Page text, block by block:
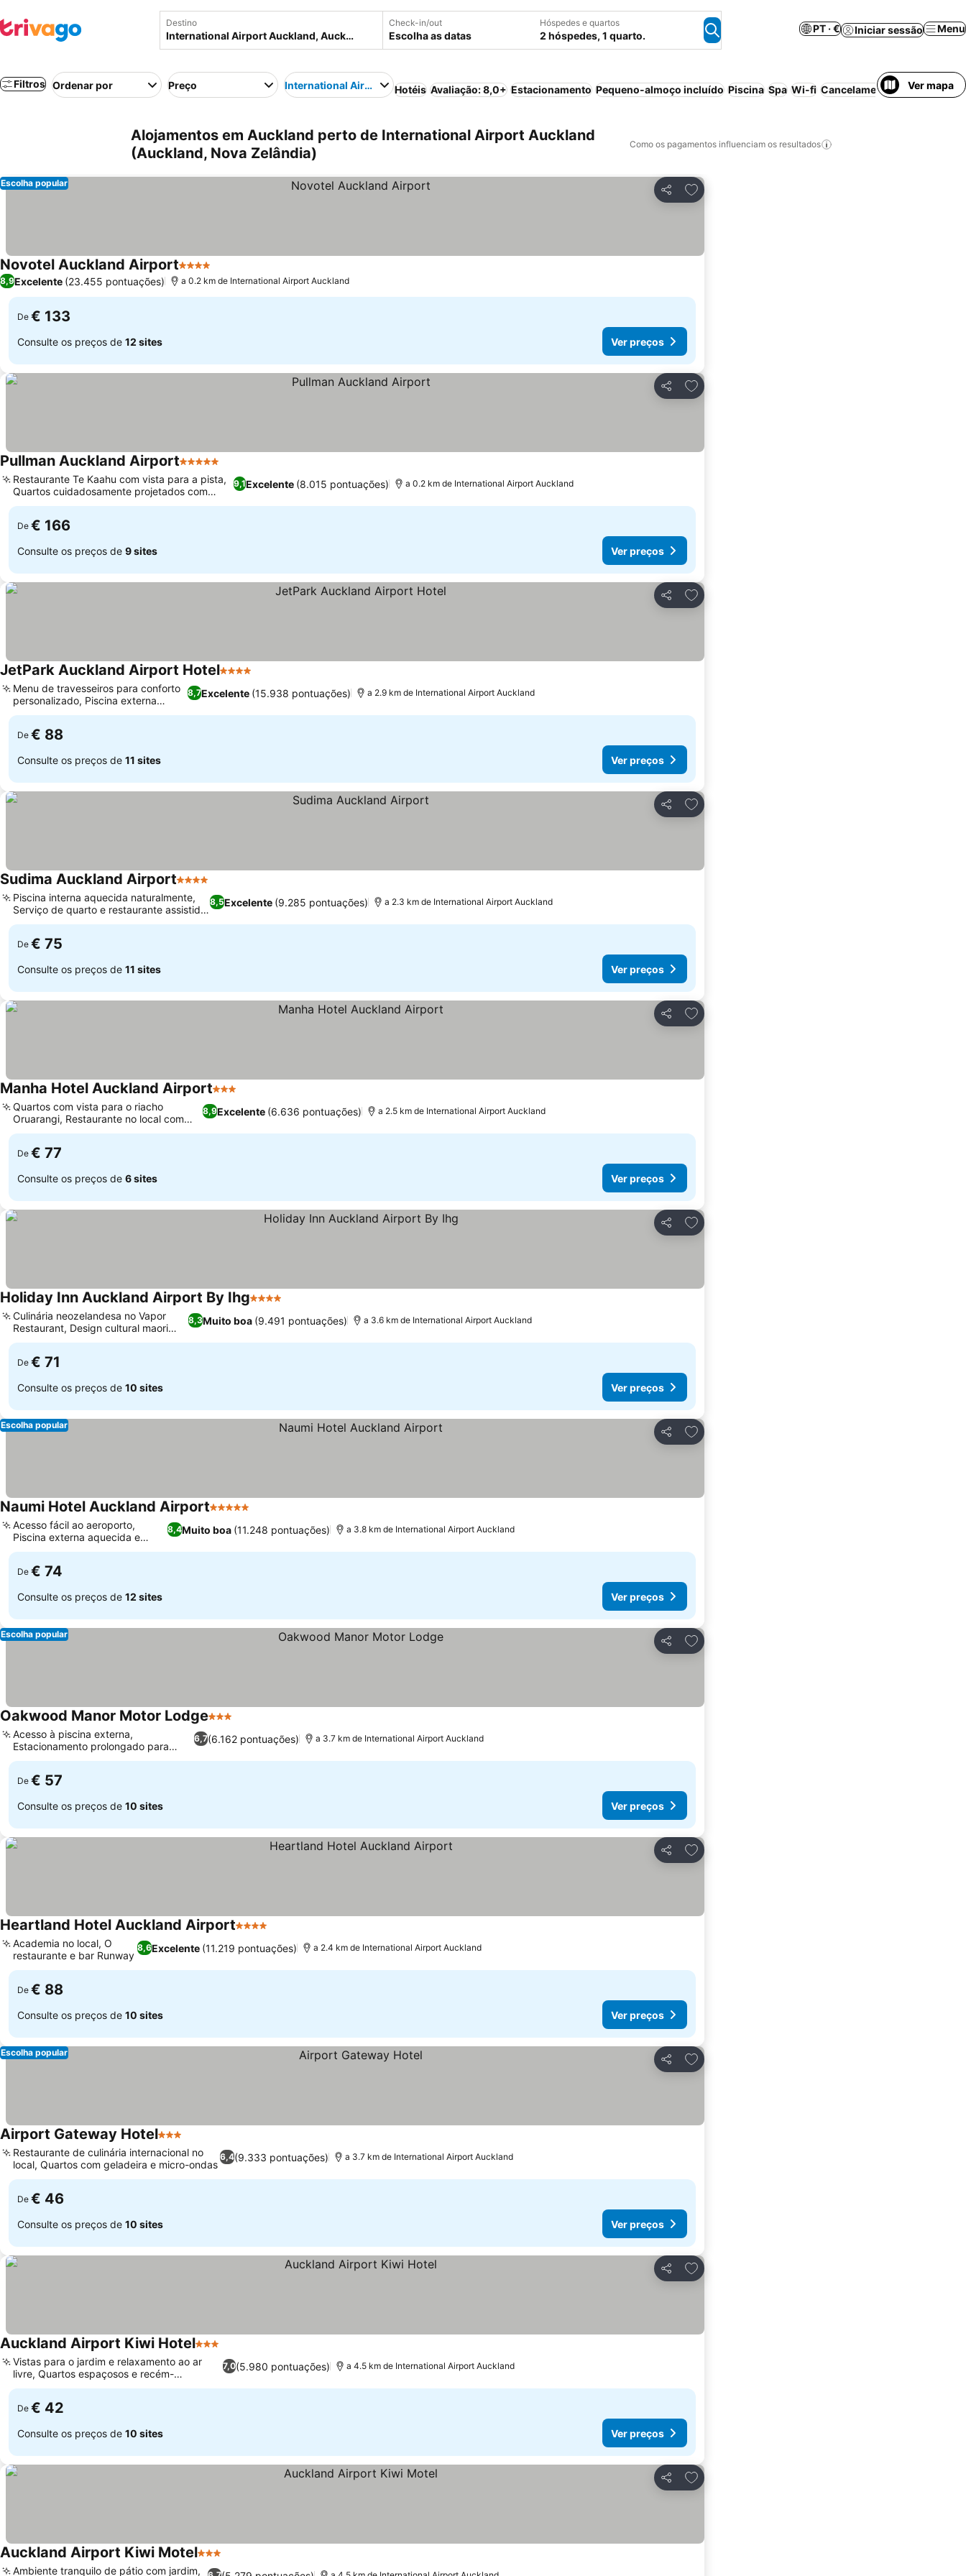
Destino Check-in/out
Escolha as datas
Hóspedes e quartos
2 hóspedes, 1 quarto.
PT · € Iniciar sessão Menu
Filtros Ordenar por Preço International Airport Auckland
Hotéis Avaliação: 8,0+ Estacionamento Pequeno-almoço incluído Piscina Spa Wi-fi Cancelamento gratuito
Ver mapa
Alojamentos em Auckland perto de International Airport Auckland
(Auckland, Nova Zelândia)
Como os pagamentos influenciam os resultados
Partilhar
Adicionar aos favoritos
Escolha popular
Novotel Auckland Airport4 Estrelas
8,9Excelente (23.455 pontuações) a 0.2 km de International Airport Auckland
De € 133
Consulte os preços de 12 sites Ver preços
Partilhar
Adicionar aos favoritos
Pullman Auckland Airport5 Estrelas
9,1Excelente (8.015 pontuações)
Restaurante Te Kaahu com vista para a pista,
Quartos cuidadosamente projetados com
identidade Aotearoa
a 0.2 km de International Airport Auckland
De € 166
Consulte os preços de 9 sites Ver preços
Partilhar
Adicionar aos favoritos
JetPark Auckland Airport Hotel4 Estrelas
8,7Excelente (15.938 pontuações)
Menu de travesseiros para conforto
personalizado, Piscina externa
aquecida
a 2.9 km de International Airport Auckland
De € 88
Consulte os preços de 11 sites Ver preços
Partilhar
Adicionar aos favoritos
Sudima Auckland Airport4 Estrelas
8,5Excelente (9.285 pontuações)
Piscina interna aquecida naturalmente,
Serviço de quarto e restaurante assistido
por robôs
a 2.3 km de International Airport Auckland
De € 75
Consulte os preços de 11 sites Ver preços
Partilhar
Adicionar aos favoritos
Manha Hotel Auckland Airport3 Estrelas
8,9Excelente (6.636 pontuações)
Quartos com vista para o riacho
Oruarangi, Restaurante no local com
culinária indiana
a 2.5 km de International Airport Auckland
De € 77
Consulte os preços de 6 sites Ver preços
Partilhar
Adicionar aos favoritos
Holiday Inn Auckland Airport By Ihg4 Estrelas
8,3Muito boa (9.491 pontuações)
Culinária neozelandesa no Vapor
Restaurant, Design cultural maori
autêntico
a 3.6 km de International Airport Auckland
De € 71
Consulte os preços de 10 sites Ver preços
Partilhar
Adicionar aos favoritos
Escolha popular
Naumi Hotel Auckland Airport5 Estrelas
8,4Muito boa (11.248 pontuações)
Acesso fácil ao aeroporto,
Piscina externa aquecida e
academia
a 3.8 km de International Airport Auckland
De € 74
Consulte os preços de 12 sites Ver preços
Partilhar
Adicionar aos favoritos
Escolha popular
Oakwood Manor Motor Lodge3 Estrelas
6,7(6.162 pontuações)
Acesso à piscina externa,
Estacionamento prolongado para
viajantes
a 3.7 km de International Airport Auckland
De € 57
Consulte os preços de 10 sites Ver preços
Partilhar
Adicionar aos favoritos
Heartland Hotel Auckland Airport4 Estrelas
8,6Excelente (11.219 pontuações)
Academia no local, O
restaurante e bar Runway
a 2.4 km de International Airport Auckland
De € 88
Consulte os preços de 10 sites Ver preços
Partilhar
Adicionar aos favoritos
Escolha popular
Airport Gateway Hotel3 Estrelas
6,4(9.333 pontuações)
Restaurante de culinária internacional no
local, Quartos com geladeira e micro-ondas
a 3.7 km de International Airport Auckland
De € 46
Consulte os preços de 10 sites Ver preços
Partilhar
Adicionar aos favoritos
Auckland Airport Kiwi Hotel3 Estrelas
7,0(5.980 pontuações)
Vistas para o jardim e relaxamento ao ar
livre, Quartos espaçosos e recém-
reformados
a 4.5 km de International Airport Auckland
De € 42
Consulte os preços de 10 sites Ver preços
Partilhar
Adicionar aos favoritos
Auckland Airport Kiwi Motel3 Estrelas
Ambiente tranquilo de pátio com jardim,